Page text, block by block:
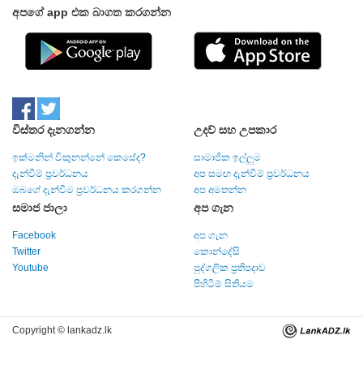
අපගේ app එක බාගත කරගන්න
විස්තර දැනගන්න
ඉක්මනින් විකුනන්නේ කෙසේද?
දැන්වීම් ප්‍රවර්ධනය
ඔබගේ දැන්වීම ප්‍රවර්ධනය කරගන්න
උදව් සහ උපකාර
සාමාජික ඉල්ලුම
අප සමඟ දැන්වීම් ප්‍රවර්ධනය
අප අමතන්න
සමාජ ජාලා
Facebook
Twitter
Youtube
අප ගැන
අප ගැන
කොන්දේසි
පුද්ගලික ප්‍රතිපදාව
පිහිටීම් සිතියම
Copyright © lankadz.lk